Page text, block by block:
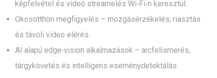
képfelvétel és videó streamelés Wi‑Fi‑n keresztül.
Okosotthon megfigyelés – mozgásérzékelés, riasztás
és távoli video elérés.
AI alapú edge‑vision alkalmazások – arcfelismerés,
tárgykövetés és intelligens eseménydetektálás.